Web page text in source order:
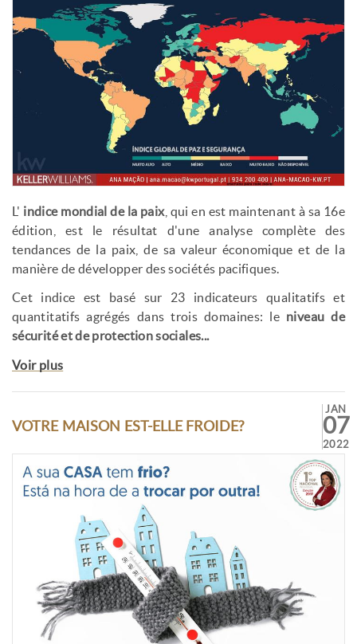
L' indice mondial de la paix, qui en est maintenant à sa 16e
édition, est le résultat d'une analyse complète des
tendances de la paix, de sa valeur économique et de la
manière de développer des sociétés pacifiques.
Cet indice est basé sur 23 indicateurs qualitatifs et
quantitatifs agrégés dans trois domaines: le niveau de
sécurité et de protection sociales...
Voir plus
VOTRE MAISON EST-ELLE FROIDE?
JAN
07
2022